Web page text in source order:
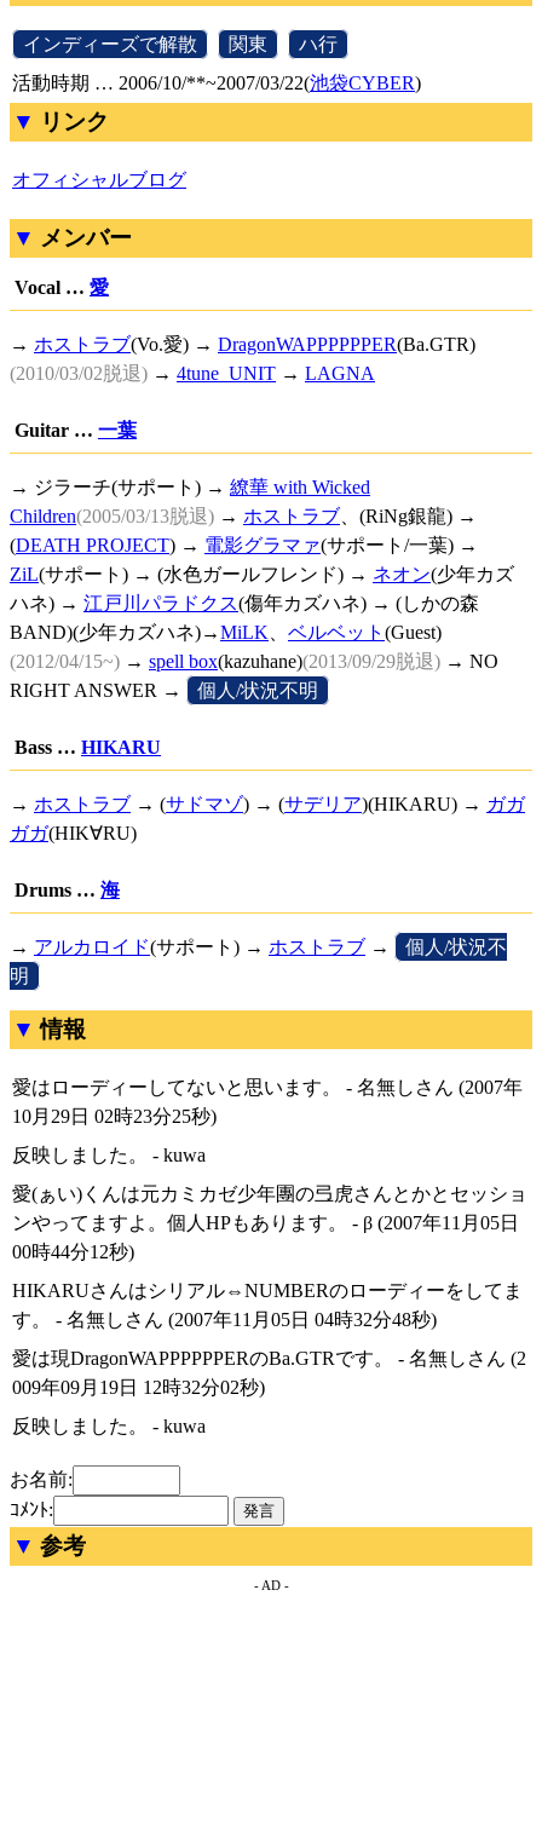
インディーズで解散 関東 ハ行
活動時期 … 2006/10/**~2007/03/22(池袋CYBER)
リンク
オフィシャルブログ
メンバー
Vocal … 愛
→ ホストラブ(Vo.愛) → DragonWAPPPPPPER(Ba.GTR)
(2010/03/02脱退) → 4tune_UNIT → LAGNA
Guitar … 一葉
→ ジラーチ(サポート) → 繚華 with Wicked
Children(2005/03/13脱退) → ホストラブ 、(RiNg銀龍) →
(DEATH PROJECT) → 電影グラマァ(サポート/一葉) →
ZiL(サポート) → (水色ガールフレンド) → ネオン(少年カズ
ハネ) → 江戸川パラドクス(傷年カズハネ) → (しかの森
BAND)(少年カズハネ)→MiLK ベルベット (Guest)
(2012/04/15~) → spell box(kazuhane)(2013/09/29脱退) → NO
RIGHT ANSWER →
個人/状況不明
Bass … HIKARU
→ ホストラブ → (サドマゾ) → (サデリア)(HIKARU) → ガガ
ガガ(HIK∀RU)
Drums … 海
→ アルカロイド(サポート) → ホストラブ →
個人/状況不
明
情報
愛はローディーしてないと思います。 - 名無しさん (2007年
10月29日 02時23分25秒)
反映しました。 - kuwa
愛(ぁい)くんは元カミカゼ少年團の弖虎さんとかとセッショ
ンやってますよ。個人HPもあります。 - β (2007年11月05日
00時44分12秒)
HIKARUさんはシリアル⇔NUMBERのローディーをしてま
す。 - 名無しさん (2007年11月05日 04時32分48秒)
愛は現DragonWAPPPPPPERのBa.GTRです。 - 名無しさん (2
009年09月19日 12時32分02秒)
反映しました。 - kuwa
お名前:
ｺﾒﾝﾄ:
参考
- AD -